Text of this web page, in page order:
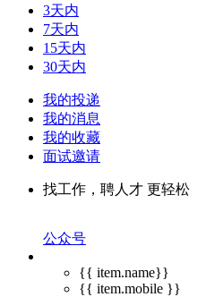
3天内
7天内
15天内
30天内
我的投递
我的消息
我的收藏
面试邀请
找工作，聘人才 更轻松
公众号
{{ item.name}}
{{ item.mobile }}